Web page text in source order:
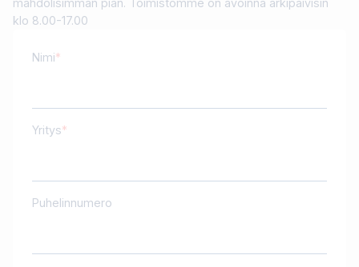
mahdolisimman pian. Toimistomme on avoinna arkipäivisin
klo 8.00-17.00
Nimi
Yritys
Puhelinnumero